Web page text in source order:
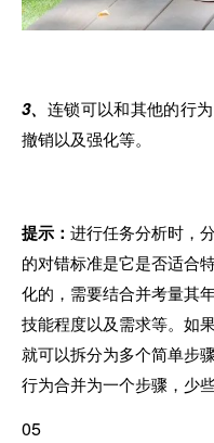
3、 连锁可以和其他的行
撤销以及强化等。
提示： 进行任务分析时 ，
的对错标准是它是否适合
化的，需要结合并考量其
技能程度以及需求等。如
就可以拆分为多个简单步
行为合并为一个步骤，少
05